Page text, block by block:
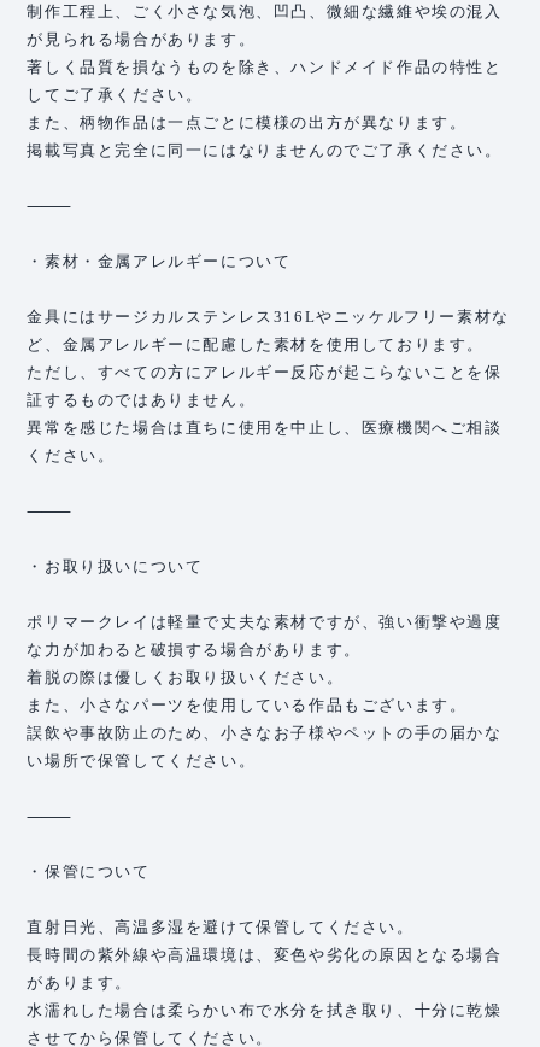
制作工程上、ごく小さな気泡、凹凸、微細な繊維や埃の混入
が見られる場合があります。
著しく品質を損なうものを除き、ハンドメイド作品の特性と
してご了承ください。
また、柄物作品は一点ごとに模様の出方が異なります。
掲載写真と完全に同一にはなりませんのでご了承ください。
⸻
・素材・金属アレルギーについて
金具にはサージカルステンレス316Lやニッケルフリー素材な
ど、金属アレルギーに配慮した素材を使用しております。
ただし、すべての方にアレルギー反応が起こらないことを保
証するものではありません。
異常を感じた場合は直ちに使用を中止し、医療機関へご相談
ください。
⸻
・お取り扱いについて
ポリマークレイは軽量で丈夫な素材ですが、強い衝撃や過度
な力が加わると破損する場合があります。
着脱の際は優しくお取り扱いください。
また、小さなパーツを使用している作品もございます。
誤飲や事故防止のため、小さなお子様やペットの手の届かな
い場所で保管してください。
⸻
・保管について
直射日光、高温多湿を避けて保管してください。
長時間の紫外線や高温環境は、変色や劣化の原因となる場合
があります。
水濡れした場合は柔らかい布で水分を拭き取り、十分に乾燥
させてから保管してください。